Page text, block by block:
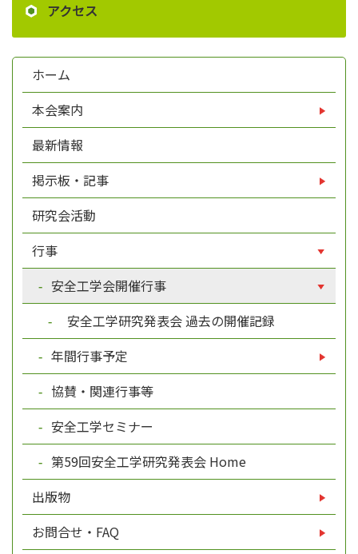
アクセス
ホーム
本会案内
最新情報
掲示板・記事
研究会活動
行事
安全工学会開催行事
安全工学研究発表会 過去の開催記録
年間行事予定
協賛・関連行事等
安全工学セミナー
第59回安全工学研究発表会 Home
出版物
お問合せ・FAQ